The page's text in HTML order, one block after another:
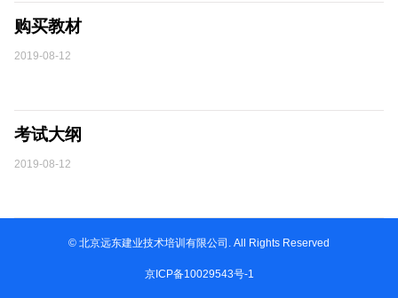
购买教材
2019-08-12
考试大纲
2019-08-12
© 北京远东建业技术培训有限公司. All Rights Reserved
京ICP备10029543号-1